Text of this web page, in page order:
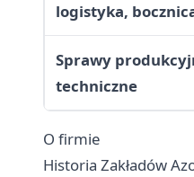
logistyka,
Sprawy
techniczne
O firmie
Historia Zakładów